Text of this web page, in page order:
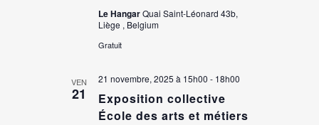
Le HangarQuai Saint-Léonard 43b,
Liège , Belgium
Gratuit
VEN
21
Exposition collective
École des arts et métiers
21 novembre, 2025 à 15h00 - 18h00